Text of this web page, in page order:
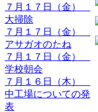
７月１７日（金）
大掃除
７月１７日（金）
アサガオのたね
７月１７日（金）
学校朝会
７月１６日（木）
中工場についての発
表